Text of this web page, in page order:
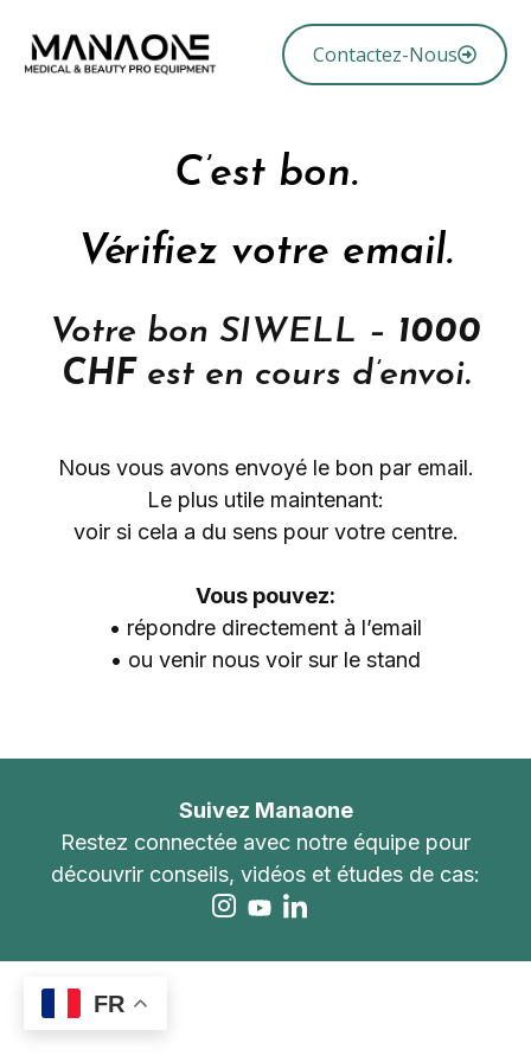
Contactez-Nous
C’est bon.
Vérifiez votre email.
Votre bon SIWELL – 1000
CHF est en cours d’envoi.​
Nous vous avons envoyé le bon par email.
Le plus utile maintenant:
voir si cela a du sens pour votre centre.
Vous pouvez:
• répondre directement à l’email
• ou venir nous voir sur le stand
Suivez Manaone
Restez connectée avec notre équipe pour
découvrir conseils, vidéos et études de cas:
FR